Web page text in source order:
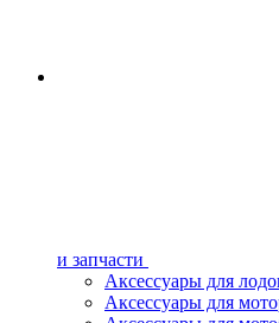
и запчасти
Аксессуары для
Аксессуары для